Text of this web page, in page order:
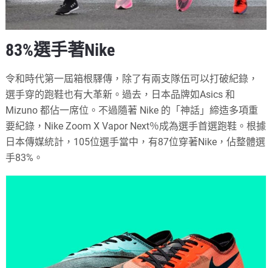
83%選手著Nike
令和時代第一屆箱根驛傳，除了有兩支隊伍可以打破紀錄，
選手穿的跑鞋也有大革新。過去，日本品牌如Asics 和
Mizuno 都佔一席位。不過隨著 Nike 的「神話」締造多項重
要紀錄，Nike Zoom X Vapor Next％成為選手首選跑鞋。根據
日本傳媒統計，105位選手當中，有87位穿著Nike，佔整體選
手83%。